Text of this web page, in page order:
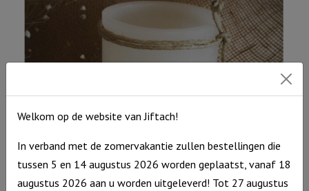
Gods
liefde
verschijnt"
Ivoor
Windlicht S “Waar God leidt, voorziet Hij” Ivoor
Welkom op de website van Jiftach!
In verband met de zomervakantie zullen bestellingen die
tussen 5 en 14 augustus 2026 worden geplaatst, vanaf 18
augustus 2026 aan u worden uitgeleverd! Tot 27 augustus